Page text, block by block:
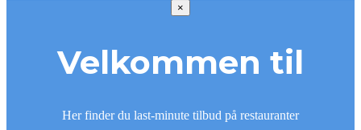
×
Velkommen til
Her finder du last-minute tilbud på restauranter